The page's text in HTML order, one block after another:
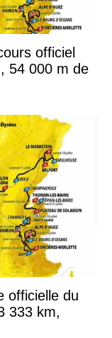
officiel
54 000 m de
officielle du
333 km,